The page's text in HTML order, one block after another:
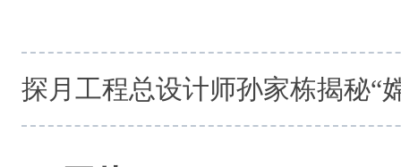
探月工程总设计师孙家栋揭秘“